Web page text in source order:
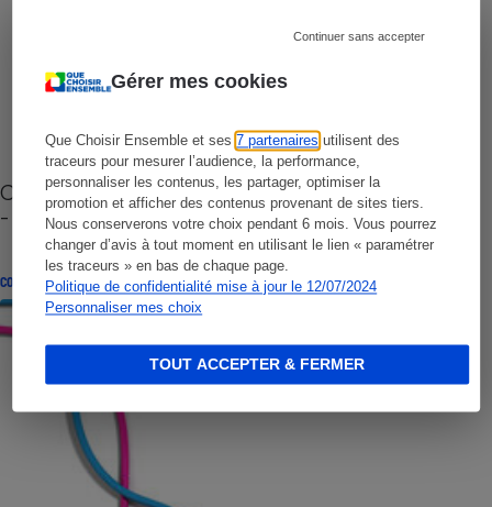
Gérer mes cookies
Que Choisir Ensemble et ses7 partenaires utilisent des
traceurs pour mesurer l’audience, la performance,
personnaliser les contenus, les partager, optimiser la
promotion et afficher des contenus provenant de sites tiers.
Nous conserverons votre choix pendant 6 mois. Vous pourrez
changer d’avis à tout moment en utilisant le lien « paramétrer
les traceurs » en bas de chaque page.
Politique de confidentialité mise à jour le 12/07/2024
Personnaliser mes choix
Continuer sans accepter
TOUT ACCEPTER & FERMER
Cafetière à capsules zéro déchet CoffeeB (vidéo)
- Premières impressions
CONSEILS